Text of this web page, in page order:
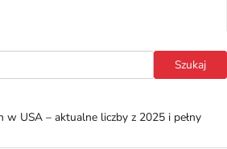
Szukaj
w USA – aktualne liczby z 2025 i pełny